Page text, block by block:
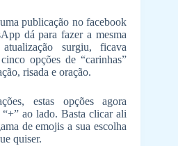
publicação no facebook
dá para fazer a mesma
surgiu, ficava
opções de “carinhas”
risada e oração.
estas opções agora
ao lado. Basta clicar ali
de emojis a sua escolha
quiser.